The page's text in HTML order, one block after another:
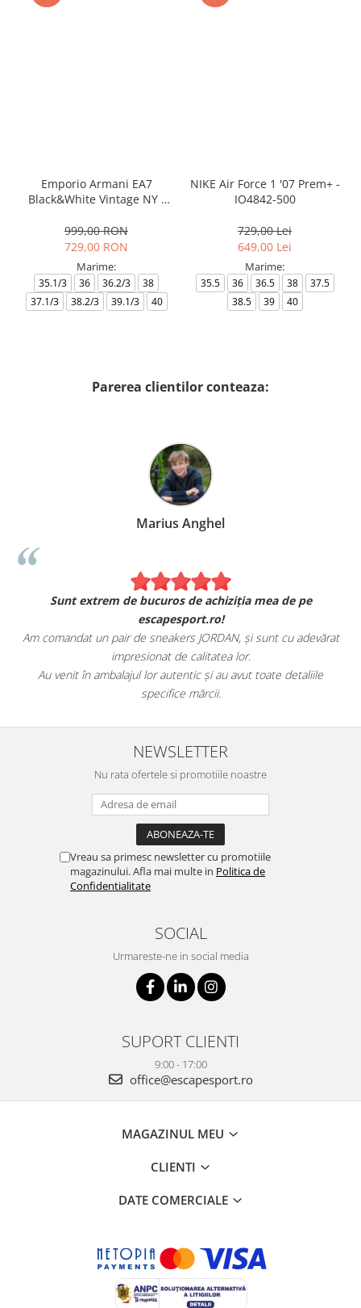
Emporio Armani EA7
Black&White Vintage NY -
999,00 RON
729,00 RON
Marime:
35.1/3 36 36.2/3
38
37.1/3
38.2/3 39.1/3 40
NIKE Air Force 1 '07 Prem+ -
IO4842-500
729,00 Lei
649,00 Lei
Marime:
35.5 36 36.5 38
37.5
38.5
39 40
Parerea clientilor conteaza:
Marius Anghel
Sunt extrem de bucuros de achiziția mea de pe
escapesport.ro!
Am comandat un pair de sneakers JORDAN, și sunt cu adevărat
impresionat de calitatea lor.
Au venit în ambalajul lor autentic și au avut toate detaliile
specifice mărcii.
NEWSLETTER
Nu rata ofertele si promotiile noastre
Vreau sa primesc newsletter cu promotiile
magazinului. Afla mai multe in Politica de
Confidentialitate
SOCIAL
Urmareste-ne in social media
SUPORT CLIENTI
9:00 - 17:00
office@escapesport.ro
MAGAZINUL MEU
CLIENTI
DATE COMERCIALE